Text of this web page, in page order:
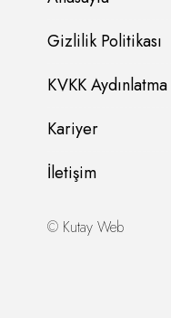
Gizlilik Politikası
İletişim